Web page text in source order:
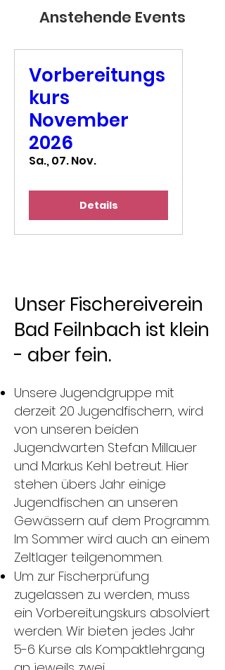
Anstehende Events
Vorbereitungs
kurs
November
2026
Sa., 07. Nov.
Details
Unser Fischereiverein
Bad Feilnbach ist klein
- aber fein.
Unsere Jugendgruppe mit
derzeit 20 Jugendfischern, wird
von unseren beiden
Jugendwarten Stefan Millauer
und Markus Kehl betreut. Hier
stehen übers Jahr einige
Jugendfischen an unseren
Gewässern auf dem Programm.
Im Sommer wird auch an einem
Zeltlager teilgenommen.
Um zur Fischerprüfung
zugelassen zu werden, muss
ein Vorbereitungskurs absolviert
werden. Wir bieten jedes Jahr
5-6 Kurse als Kompaktlehrgang